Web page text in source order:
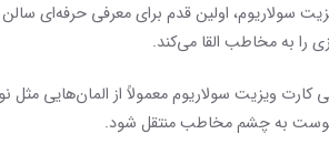
سولاریوم، اولین قدم برای معرفی حرفه‌ای
را به مخاطب القا می‌کند.
کارت ویزیت سولاریوم معمولاً از المان‌هایی
پوست به چشم مخاطب منتقل شود.